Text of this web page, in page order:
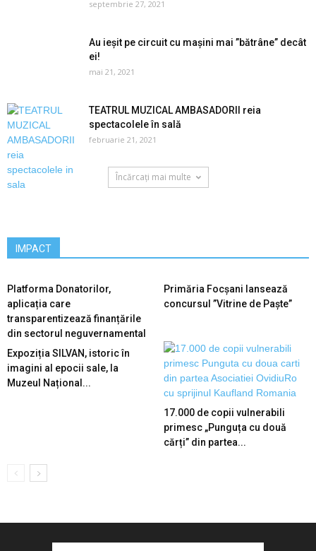
septembrie 27, 2021
Au ieșit pe circuit cu mașini mai ”bătrâne” decât
ei!
mai 21, 2021
TEATRUL MUZICAL AMBASADORII reia
spectacolele în sală
februarie 21, 2021
Încărcați mai multe
IMPACT
Platforma Donatorilor,
aplicația care
transparentizează finanțările
din sectorul neguvernamental
Primăria Focșani lansează
concursul ”Vitrine de Paște”
Expoziția SILVAN, istoric în
imagini al epocii sale, la
Muzeul Național...
17.000 de copii vulnerabili
primesc „Punguța cu două
cărți” din partea...